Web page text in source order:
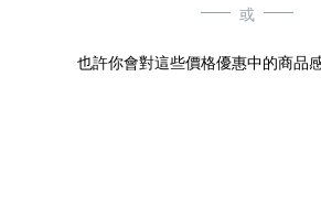
或
也許你會對這些價格優惠中的商品